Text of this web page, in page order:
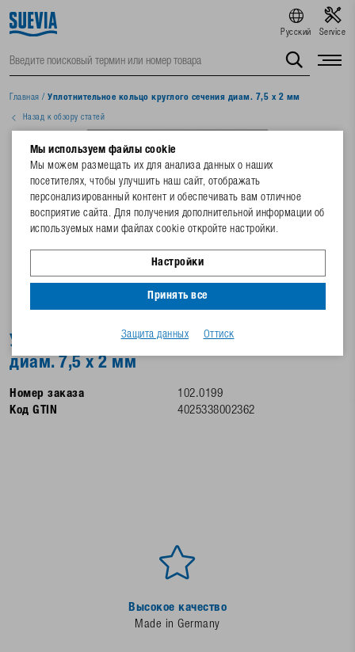
Русский Service
Главная / Уплотнительное кольцо круглого сечения диам. 7,5 х 2 мм
Назад к обзору статей
Уплотнительное кольцо круглого сечения
диам. 7,5 х 2 мм
Номер заказа
102.0199
Код GTIN
4025338002362
Высокое качество
Made in Germany
Мы используем файлы cookie
Мы можем размещать их для анализа данных о наших
посетителях, чтобы улучшить наш сайт, отображать
персонализированный контент и обеспечивать вам отличное
восприятие сайта. Для получения дополнительной информации об
используемых нами файлах cookie откройте настройки.
Настройки
Принять все
Защита данных Оттиск